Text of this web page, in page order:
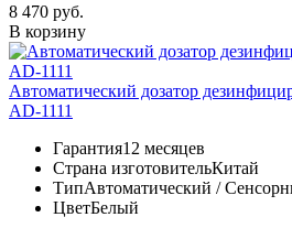
8 470 руб.
В корзину
Автоматический дозатор
AD-1111
Гарантия12 месяцев
Страна изготовительКитай
ТипАвтоматический /
ЦветБелый